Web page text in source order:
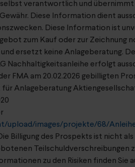
verantwortlich und übernimmt
Diese Information dient
Diese Information ist
zum Kauf oder zur Zeichnung
ersetzt keine Anlageberatung.
Nachhaltigkeitsanleihe erfolgt
FMA am 20.02.2026 gebilligten
für Anlageberatung
upload/images/projekte/68/
Billigung des Prospekts ist nicht als
Teilschuldverschreibungen
zu den Risiken finden Sie